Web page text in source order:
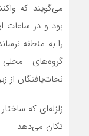
می‌گویند که
بود و در ساعات
را به منطقه
گروه‌های
نجات‌یافتگان از
زلزله‌ای که
تکان می‌دهد